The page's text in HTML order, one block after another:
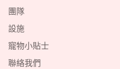
團隊
設施
寵物小貼士
聯絡我們